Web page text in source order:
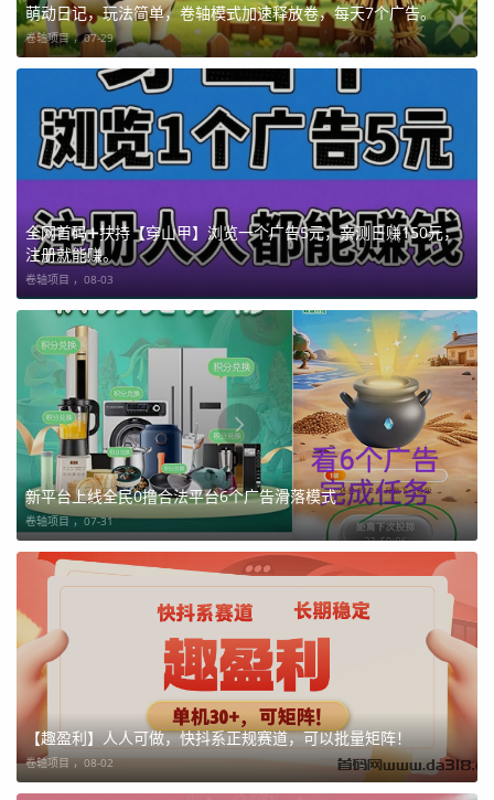
萌动日记，玩法简单，卷轴模式加速释放卷，每天7个广告。
卷轴项目 ，07-29
全网首码➕扶持【穿山甲】浏览一个广告5元，亲测日赚150元，
注册就能赚。
卷轴项目 ， 08-03
新平台上线全民0撸合法平台6个广告滑落模式
卷轴项目 ，07-31
【趣盈利】人人可做，快抖系正规赛道，可以批量矩阵！
卷轴项目 ，08-02